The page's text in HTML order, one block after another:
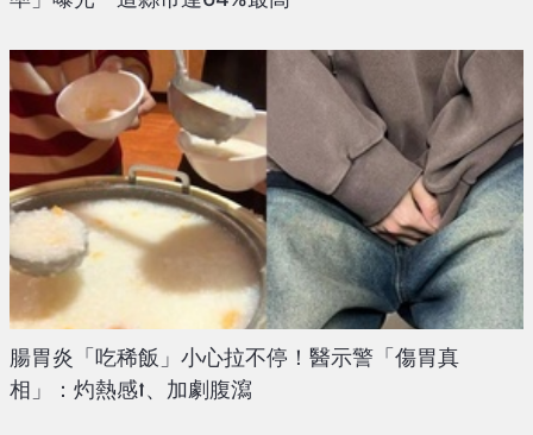
腸胃炎「吃稀飯」小心拉不停！醫示警「傷胃真
相」：灼熱感⭡、加劇腹瀉